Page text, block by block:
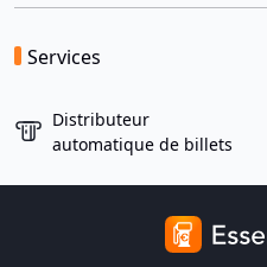
Services
Distributeur
automatique de billets